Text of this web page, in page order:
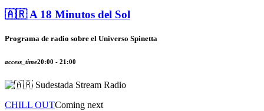
🇦🇷 A 18 Minutos del Sol
Programa de radio sobre el Universo Spinetta
access_time20:00 - 21:00
CHILL OUTComing next